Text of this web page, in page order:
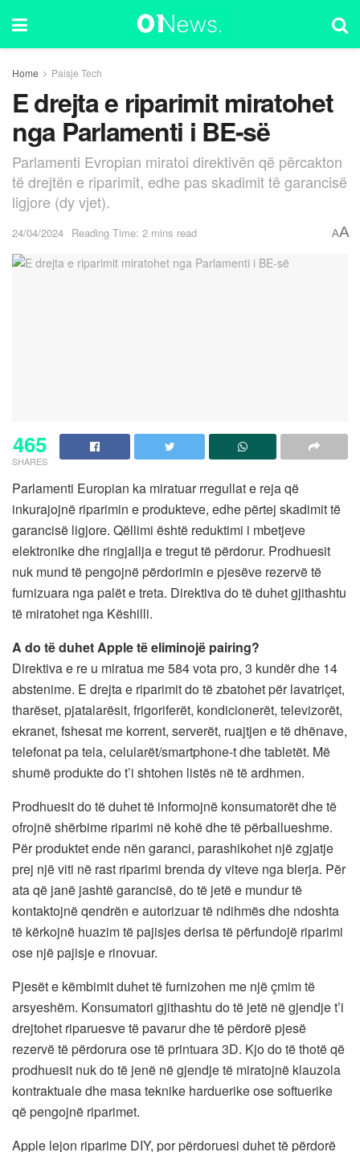
Home Paisje Tech
E drejta e riparimit miratohet
nga Parlamenti i BE-së
Parlamenti Evropian miratoi direktivën që përcakton
të drejtën e riparimit, edhe pas skadimit të garancisë
ligjore (dy vjet).
24/04/2024 Reading Time: 2 mins read AA
465
SHARES
Parlamenti Europian ka miratuar rregullat e reja që
inkurajojnë riparimin e produkteve, edhe përtej skadimit të
garancisë ligjore. Qëllimi është reduktimi i mbetjeve
elektronike dhe ringjallja e tregut të përdorur. Prodhuesit
nuk mund të pengojnë përdorimin e pjesëve rezervë të
furnizuara nga palët e treta. Direktiva do të duhet gjithashtu
të miratohet nga Këshilli.
A do të duhet Apple të eliminojë pairing?
Direktiva e re u miratua me 584 vota pro, 3 kundër dhe 14
abstenime. E drejta e riparimit do të zbatohet për lavatriçet,
tharëset, pjatalarësit, frigoriferët, kondicionerët, televizorët,
ekranet, fshesat me korrent, serverët, ruajtjen e të dhënave,
telefonat pa tela, celularët/smartphone-t dhe tabletët. Më
shumë produkte do t’i shtohen listës në të ardhmen.
Prodhuesit do të duhet të informojnë konsumatorët dhe të
ofrojnë shërbime riparimi në kohë dhe të përballueshme.
Për produktet ende nën garanci, parashikohet një zgjatje
prej një viti në rast riparimi brenda dy viteve nga blerja. Për
ata që janë jashtë garancisë, do të jetë e mundur të
kontaktojnë qendrën e autorizuar të ndihmës dhe ndoshta
të kërkojnë huazim të pajisjes derisa të përfundojë riparimi
ose një pajisje e rinovuar.
Pjesët e këmbimit duhet të furnizohen me një çmim të
arsyeshëm. Konsumatori gjithashtu do të jetë në gjendje t’i
drejtohet riparuesve të pavarur dhe të përdorë pjesë
rezervë të përdorura ose të printuara 3D. Kjo do të thotë që
prodhuesit nuk do të jenë në gjendje të miratojnë klauzola
kontraktuale dhe masa teknike harduerike ose softuerike
që pengojnë riparimet.
Apple lejon riparime DIY, por përdoruesi duhet të përdorë